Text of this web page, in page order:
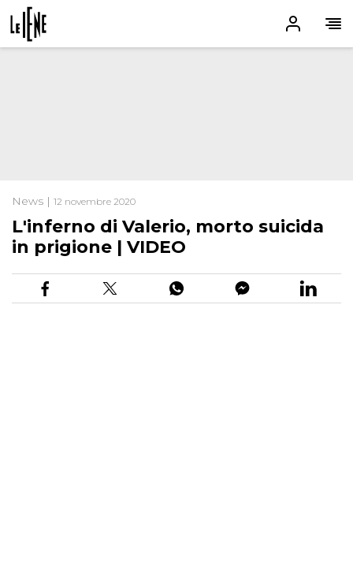
News | 12 novembre 2020
L'inferno di Valerio, morto suicida
in prigione | VIDEO